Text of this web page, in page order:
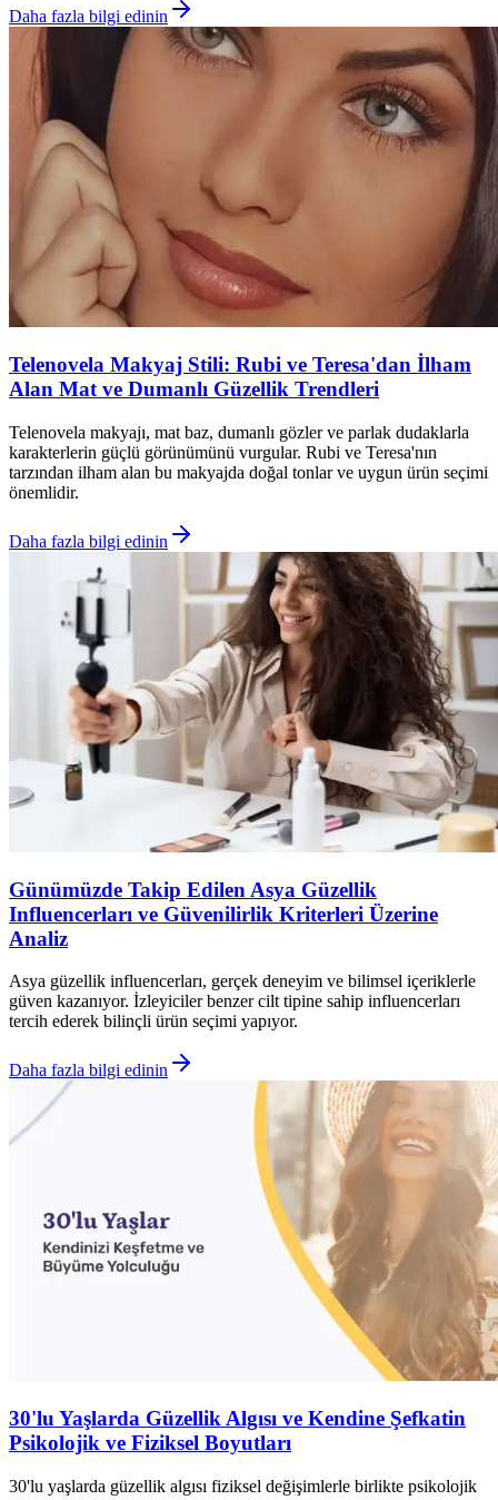
Daha fazla bilgi edinin
Telenovela Makyaj Stili: Rubi ve Teresa'dan İlham
Alan Mat ve Dumanlı Güzellik Trendleri
Telenovela makyajı, mat baz, dumanlı gözler ve parlak dudaklarla
karakterlerin güçlü görünümünü vurgular. Rubi ve Teresa'nın
tarzından ilham alan bu makyajda doğal tonlar ve uygun ürün seçimi
önemlidir.
Daha fazla bilgi edinin
Günümüzde Takip Edilen Asya Güzellik
Influencerları ve Güvenilirlik Kriterleri Üzerine
Analiz
Asya güzellik influencerları, gerçek deneyim ve bilimsel içeriklerle
güven kazanıyor. İzleyiciler benzer cilt tipine sahip influencerları
tercih ederek bilinçli ürün seçimi yapıyor.
Daha fazla bilgi edinin
30'lu Yaşlarda Güzellik Algısı ve Kendine Şefkatin
Psikolojik ve Fiziksel Boyutları
30'lu yaşlarda güzellik algısı fiziksel değişimlerle birlikte psikolojik